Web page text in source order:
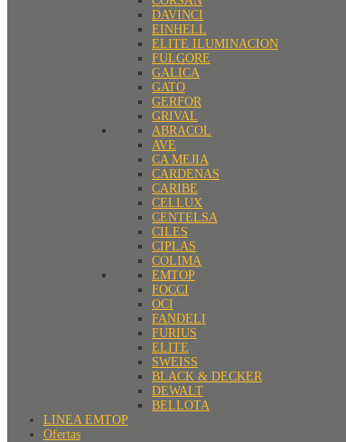
DAVINCI
EINHELL
ELITE ILUMINACION
FULGORE
GALICA
GATO
GERFOR
GRIVAL
ABRACOL
AVE
CA MEJIA
CARDENAS
CARIBE
CELLUX
CENTELSA
CILES
CIPLAS
COLIMA
EMTOP
FOCCI
OCI
FANDELI
FURIUS
ELITE
SWEISS
BLACK & DECKER
DEWALT
BELLOTA
LINEA EMTOP
Ofertas